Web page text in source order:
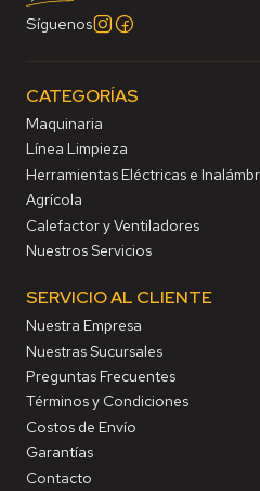
Síguenos
CATEGORÍAS
Maquinaria
Línea Limpieza
Herramientas Eléctricas e
Agrícola
Calefactor y Ventiladores
Nuestros Servicios
SERVICIO AL CLIENTE
Nuestra Empresa
Nuestras Sucursales
Preguntas Frecuentes
Términos y Condiciones
Costos de Envío
Garantías
Contacto